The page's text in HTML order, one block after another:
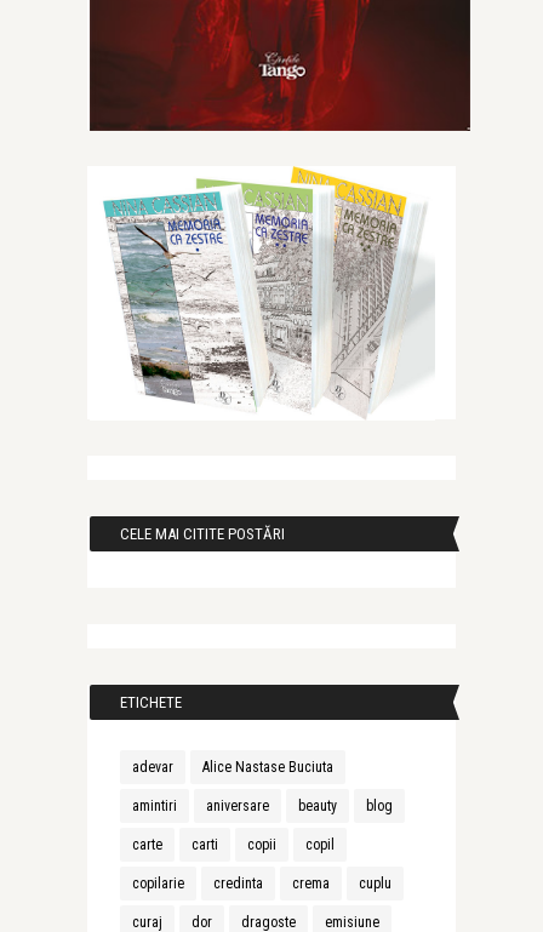
CELE MAI CITITE POSTĂRI
ETICHETE
adevar Alice Nastase Buciuta
amintiri aniversare beauty blog
carte carti copii copil
copilarie credinta crema cuplu
curaj dor dragoste emisiune